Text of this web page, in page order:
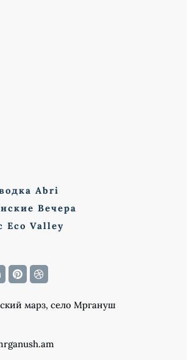
Abri
Вечера
Eco Valley
марз, село Мргануш